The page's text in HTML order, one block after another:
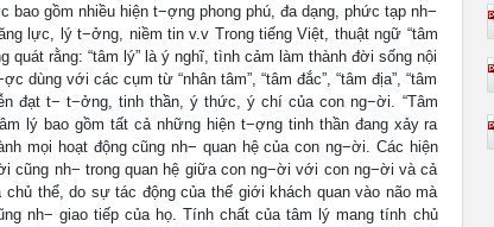
gồm nhiều hiện t−ợng phong phú, đa dạng, phức tạp nh−
lực, lý t−ởng, niềm tin v.v Trong tiếng Việt, thuật ngữ “tâm
quát rằng: “tâm lý” là ý nghĩ, tình cảm làm thành đời sống nội
với các cụm từ “nhân tâm”, “tâm đắc”, “tâm địa”, “tâm
đạt t− t−ởng, tinh thần, ý thức, ý chí của con ng−ời. “Tâm
lý bao gồm tất cả những hiện t−ợng tinh thần đang xảy ra
mọi hoạt động cũng nh− quan hệ của con ng−ời. Các hiện
cũng nh− trong quan hệ giữa con ng−ời với con ng−ời và cả
thể, do sự tác động của thế giới khách quan vào não mà
nh− giao tiếp của họ. Tính chất của tâm lý mang tính chủ